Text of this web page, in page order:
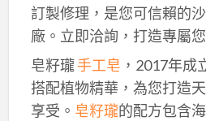
訂製修理，是您可信賴的
廠。立即洽詢，打造專屬
皂籽瓏手工皂 ，2017年成
搭配植物精華，為您打造
享受。 皂籽瓏的配方包含